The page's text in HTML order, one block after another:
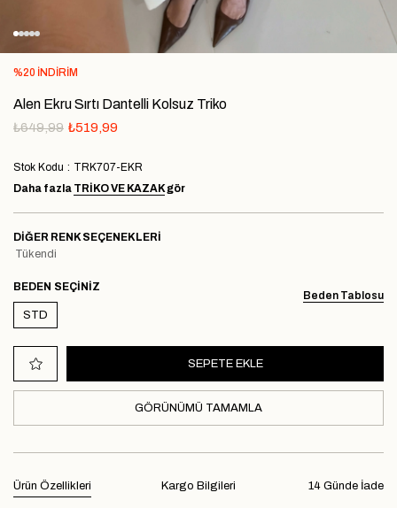
%20 İNDIRIM
Alen Ekru Sırtı Dantelli Kolsuz Triko
₺649,99 ₺519,99
Stok Kodu
TRK707-EKR
Daha fazla TRIKO VE KAZAKgör
DIĞER RENK SEÇENEKLERI
Tükendi
Beden Tablosu
BEDEN
STD
GÖRÜNÜMÜ TAMAMLA
Ürün Özellikleri 14 Günde İade
Kargo Bilgileri